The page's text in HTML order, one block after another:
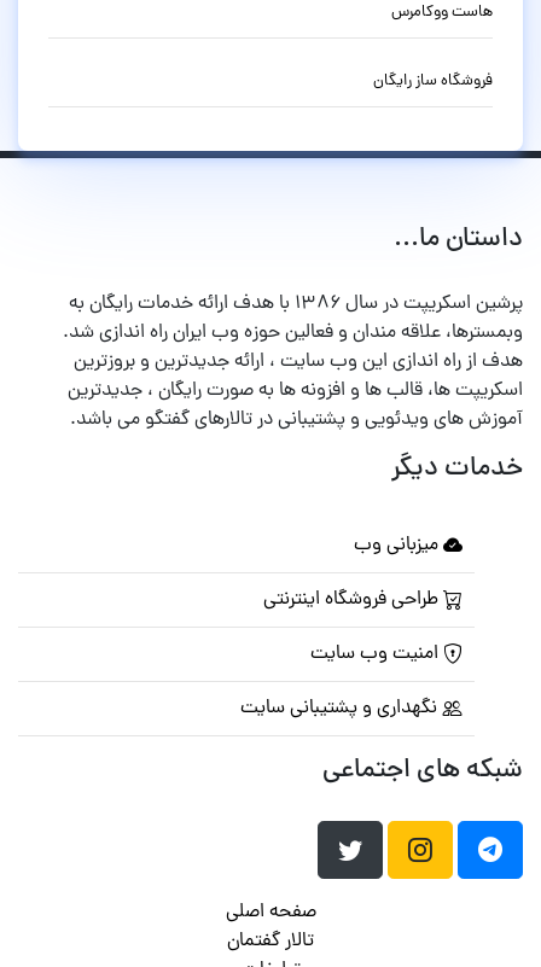
هاست ووکامرس
فروشگاه ساز رایگان
داستان ما...
پرشین اسکریپت در سال ۱۳۸۶ با هدف ارائه خدمات رایگان به
وبمسترها، علاقه مندان و فعالین حوزه وب ایران راه اندازی شد.
هدف از راه اندازی این وب سایت ، ارائه جدیدترین و بروزترین
اسکریپت ها، قالب ها و افزونه ها به صورت رایگان ، جدیدترین
آموزش های ویدئویی و پشتیبانی در تالارهای گفتگو می باشد.
خدمات دیگر
میزبانی وب
طراحی فروشگاه اینترنتی
امنیت وب سایت
نگهداری و پشتیبانی سایت
شبکه های اجتماعی
صفحه اصلی
تالار گفتمان